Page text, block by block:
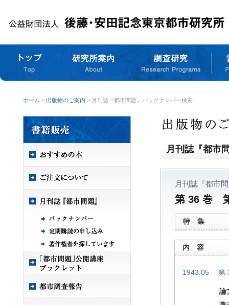
ホーム > 出版物のご案内 > 月刊誌『都市問題』バックナンバー検索
月刊誌『都市
月刊誌『都市
第 36 巻
特 集
内 容
1943.05 第
論